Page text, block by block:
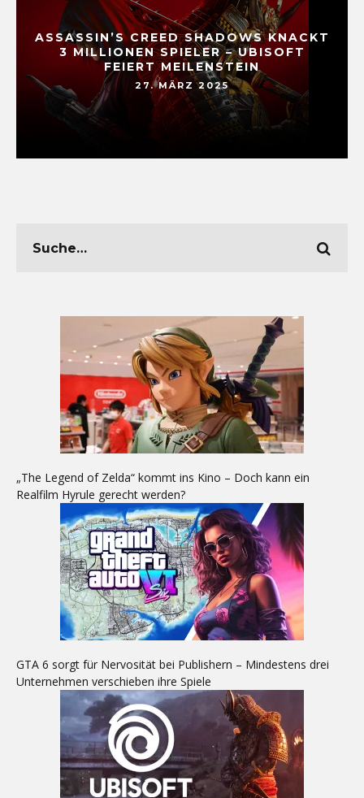
ASSASSIN’S CREED SHADOWS KNACKT
3 MILLIONEN SPIELER – UBISOFT
FEIERT MEILENSTEIN
27. MÄRZ 2025
„The Legend of Zelda“ kommt ins Kino – Doch kann ein
Realfilm Hyrule gerecht werden?
GTA 6 sorgt für Nervosität bei Publishern – Mindestens drei
Unternehmen verschieben ihre Spiele